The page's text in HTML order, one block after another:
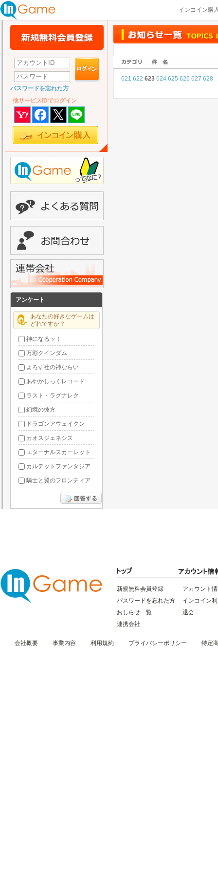
インコイン購
パスワードを忘れた方
他サービスIDでログイン
アンケート
あなたの好きなゲームは
どれですか？
神になるッ！
万彩クインダム
よろず社の神ならい
あやかしっくレコード
ラスト・ラグナレク
幻境の彼方
ドラゴンアウェイクン
カオスジェネシス
エターナルスカーレット
カルテットファンタジア
騎士と翼のフロンティア
ドラグーン・ナイツ
ぶっ飛び三国
621 622 623 624 625 626 627 628
新規無料会員登録
パスワードを忘れた方
おしらせ一覧
連携会社
アカウント
インコイン
退会
会社概要 事業内容 利用規約 プライバシーポリシー 特定